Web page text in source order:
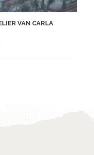
VAN CARLA